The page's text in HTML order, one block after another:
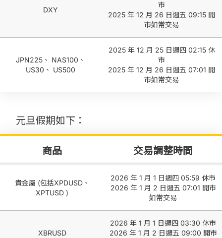
DXY
市
2025 年 12 月 26 日週五 09:15 開
市如常交易
JPN225、 NAS100、
US30、 US500
2025 年 12 月 25 日週四 02:15 休
市
2025 年 12 月 26 日週五 07:01 開
市如常交易
元旦假期如下：
商品 交易調整時間
貴金屬 (包括XPDUSD、
XPTUSD )
2026 年 1 月 1 日週四 05:59 休市
2026 年 1 月 2 日週五 07:01 開市
如常交易
XBRUSD
2026 年 1 月 1 日週四 03:30 休市
2026 年 1 月 2 日週五 09:00 開市